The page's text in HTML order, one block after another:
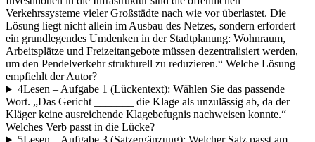
Verkehrssysteme vieler Großstädte nach wie vor überlastet. Die
Lösung liegt nicht allein im Ausbau des Netzes, sondern erfordert
ein grundlegendes Umdenken in der Stadtplanung: Wohnraum,
Arbeitsplätze und Freizeitangebote müssen dezentralisiert werden,
um den Pendelverkehr strukturell zu reduzieren.“ Welche Lösung
empfiehlt der Autor?
4Lesen – Aufgabe 1 (Lückentext): Wählen Sie das passende
Wort. „Das Gericht _______ die Klage als unzulässig ab, da der
Kläger keine ausreichende Klagebefugnis nachweisen konnte.“
Welches Verb passt in die Lücke?